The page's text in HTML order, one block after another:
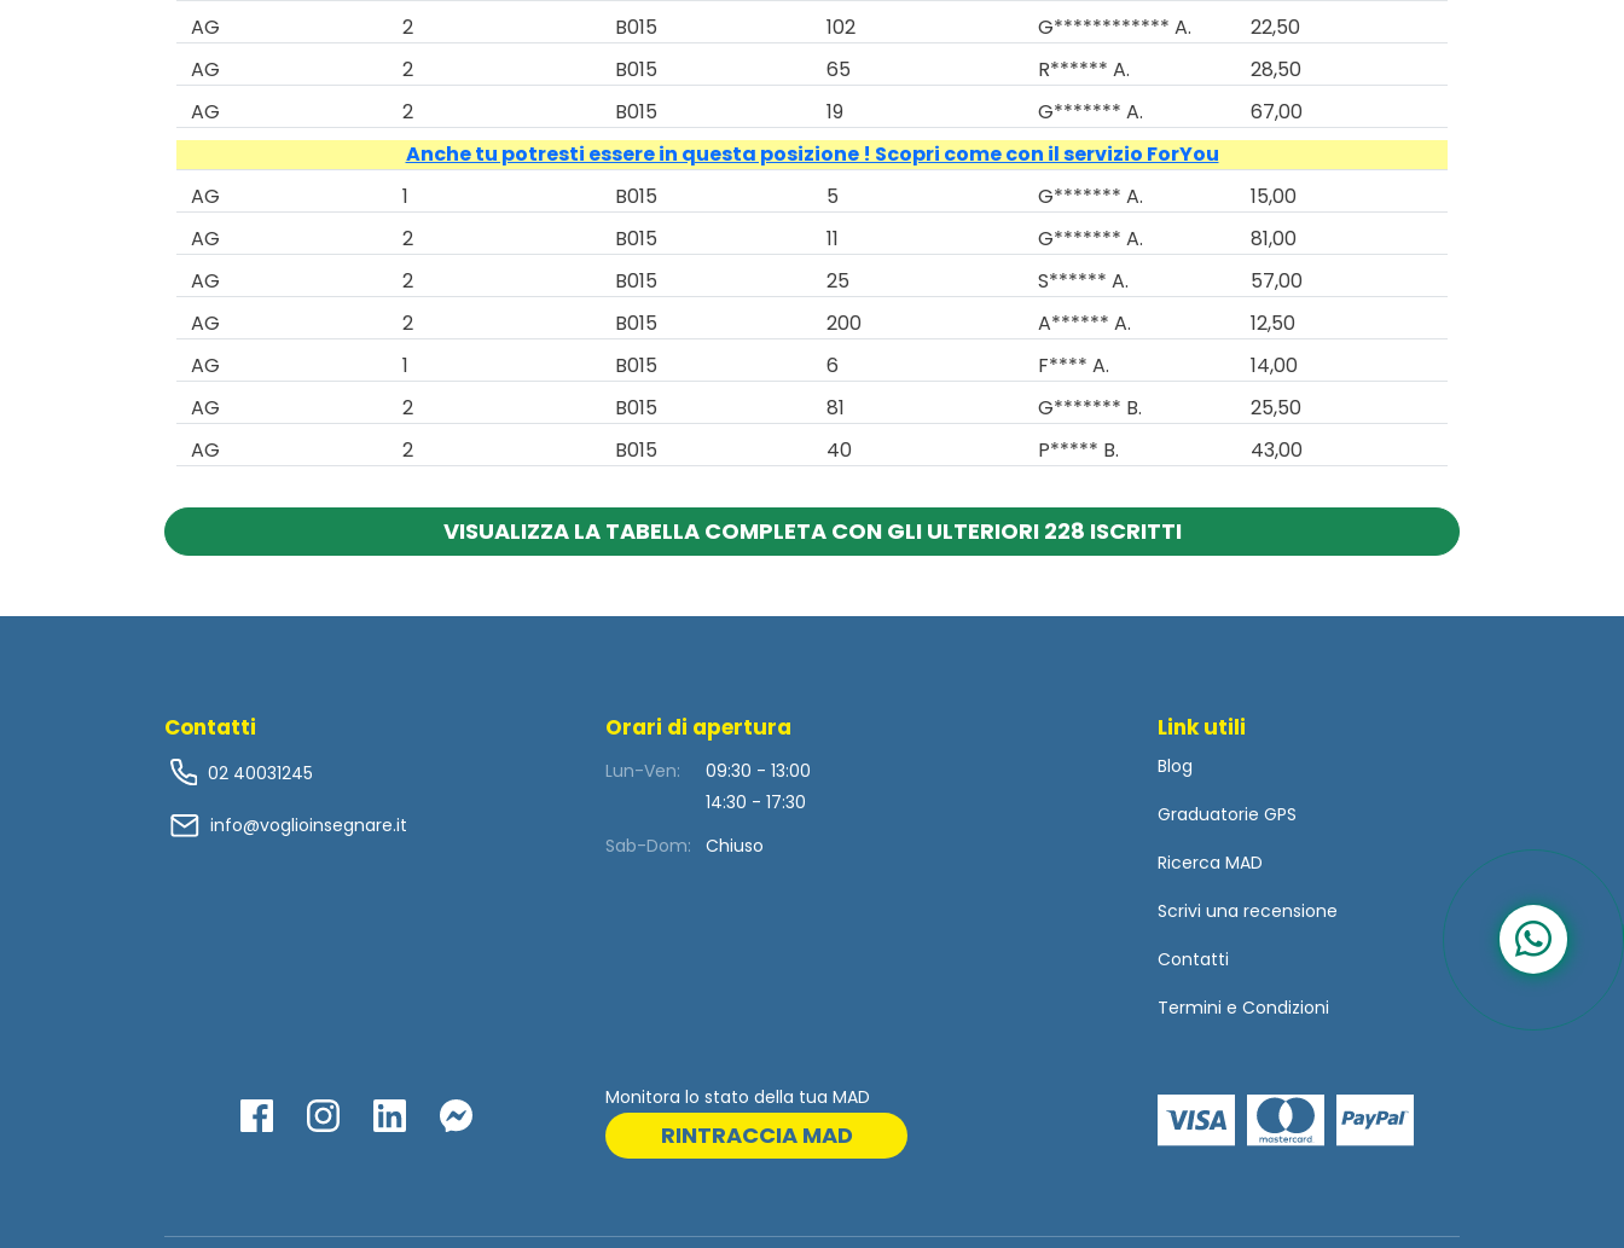
AG
2 B015 102 G************ A.
22,50
AG
2 B015 65 R****** A.
28,50
AG
2 B015 19 G******* A.
67,00
Anche tu potresti essere in questa posizione ! Scopri come con il servizio ForYou
AG
1 B015 5 G******* A.
15,00
AG
2 B015 11 G******* A.
81,00
AG
2 B015 25 S****** A.
57,00
AG
2 B015 200 A****** A.
12,50
AG
1 B015 6 F**** A.
14,00
AG
2 B015 81 G******* B.
25,50
AG
2 B015 40 P***** B. 43,00
VISUALIZZA LA TABELLA COMPLETA CON GLI ULTERIORI 228 ISCRITTI
Contatti
02 40031245
info@voglioinsegnare.it
Orari di apertura
Lun-Ven:
09:30 - 13:00
14:30 - 17:30
Sab-Dom:
Chiuso
Link utili
Blog
Graduatorie GPS
Ricerca MAD
Scrivi una recensione
Contatti
Termini e Condizioni
Monitora lo stato della tua MAD
RINTRACCIA MAD